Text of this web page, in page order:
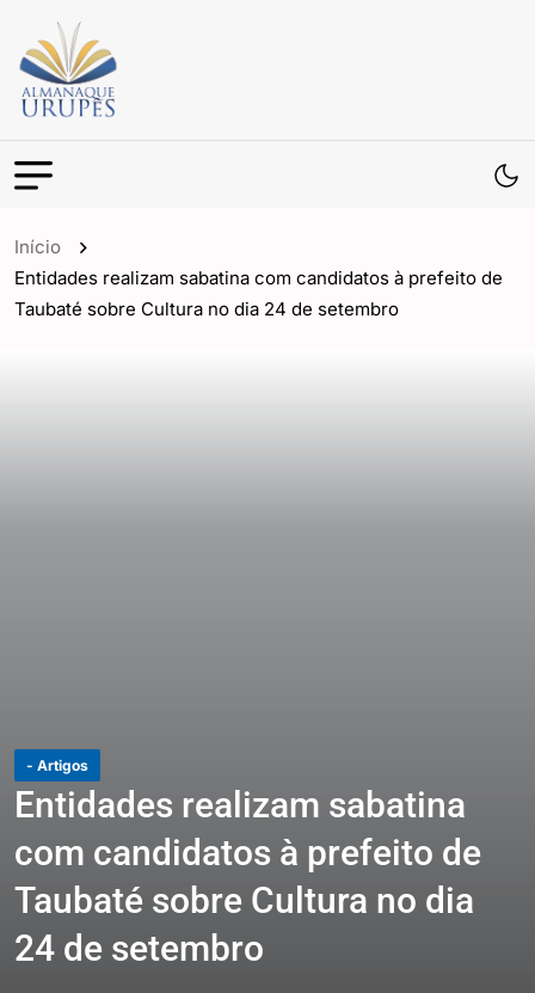
Início
Entidades realizam sabatina com candidatos à prefeito de
Taubaté sobre Cultura no dia 24 de setembro
- Artigos
Entidades realizam sabatina
com candidatos à prefeito de
Taubaté sobre Cultura no dia
24 de setembro